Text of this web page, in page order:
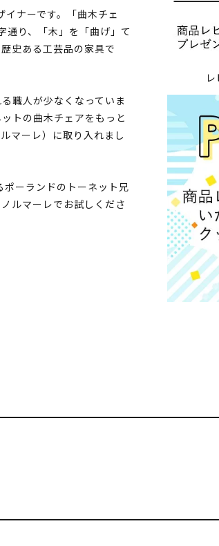
ナーです。「曲木チェ
通り、「木」を「曲げ」て
史ある工芸品の家具で
職人が少なくなっていま
トの曲木チェアをもっと
マーレ）に取り入れまし
ーランドのトーネット兄
ルマーレでお試しくださ